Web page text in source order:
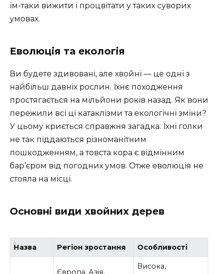
їм-таки вижити і процвітати у таких суворих
умовах.
Еволюція та екологія
Ви будете здивовані, але хвойні — це одні з
найбільш давніх рослин. Їхнє походження
простягається на мільйони років назад. Як вони
пережили всі ці катаклізми та екологічні зміни?
У цьому криється справжня загадка. Їхні голки
не так піддаються різноманітним
пошкодженням, а товста кора є відмінним
бар’єром від погодних умов. Отже еволюція не
стояла на місці.
Основні види хвойних дерев
Назва Регіон зростання Особливості
Європа, Азія,
Висока,